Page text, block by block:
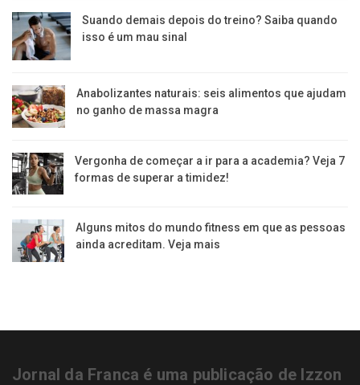
Suando demais depois do treino? Saiba quando
isso é um mau sinal
Anabolizantes naturais: seis alimentos que ajudam
no ganho de massa magra
Vergonha de começar a ir para a academia? Veja 7
formas de superar a timidez!
Alguns mitos do mundo fitness em que as pessoas
ainda acreditam. Veja mais
Jornal da Franca é uma publicação de Izzon